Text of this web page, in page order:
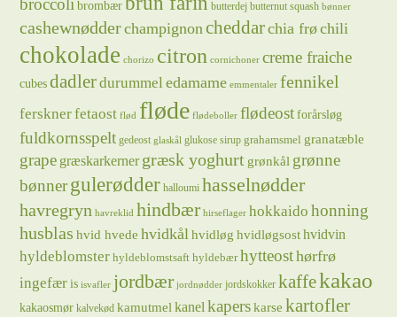
broccoli brombær butterdej butternut squash bønner
cashewnødderchampignoncheddarchia frøchili
chokolade chorizo citron cornichoner creme fraiche
cubes dadlerdurummeledamame emmentaler fennikel
fersknerfetaost flød fløde flødeboller flødeost forårsløg
fuldkornsspelt gedeost glaskål glukose sirup grahamsmel granatæble
grape græskarkernergræsk yoghurt grønkål grønne
bønnergulerødder halloumi hasselnødder
havregryn havreklid hindbær hirseflager hokkaido honning
husblas hvid hvede hvidkålhvidløg hvidløgsost hvidvin
hyldeblomster hyldeblomstsaft hyldebær hytteosthørfrø
ingefær is isvafler jordbær jordnødder jordskokker kaffekakao
kakaosmør kalvekød kamutmel kanelkaperskarse kartofler